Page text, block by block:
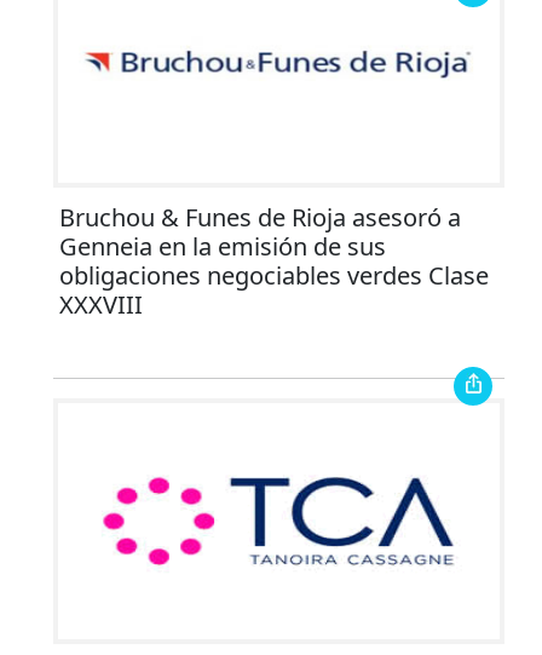
Bruchou & Funes de Rioja asesoró a
Genneia en la emisión de sus
obligaciones negociables verdes Clase
XXXVIII